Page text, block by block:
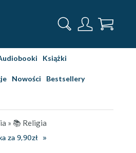
Książki
Nowości Bestsellery
» 📚 Religia
za 9,90zł